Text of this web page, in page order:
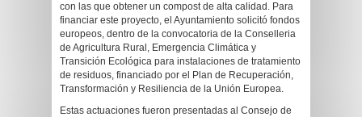
con las que obtener un compost de alta calidad. Para
financiar este proyecto, el Ayuntamiento solicitó fondos
europeos, dentro de la convocatoria de la Conselleria
de Agricultura Rural, Emergencia Climática y
Transición Ecológica para instalaciones de tratamiento
de residuos, financiado por el Plan de Recuperación,
Transformación y Resiliencia de la Unión Europea.
Estas actuaciones fueron presentadas al Consejo de